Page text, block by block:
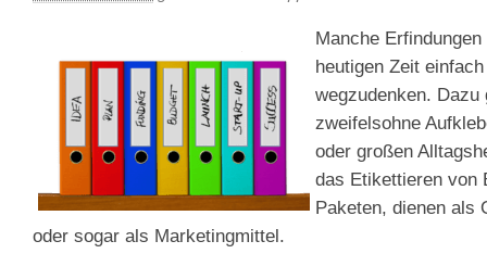
Manche
heutigen Zeit
wegzudenken. Dazu
zweifelsohne
oder großen
das Etikettieren von
Paketen, dienen als
oder sogar als Marketingmittel.